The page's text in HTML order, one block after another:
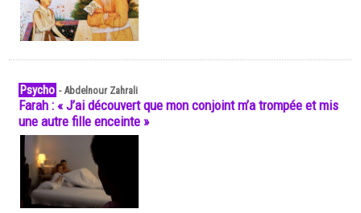
Psycho -Abdelnour Zahrali
Farah : « J’ai découvert que mon conjoint m’a trompée et mis
une autre fille enceinte »